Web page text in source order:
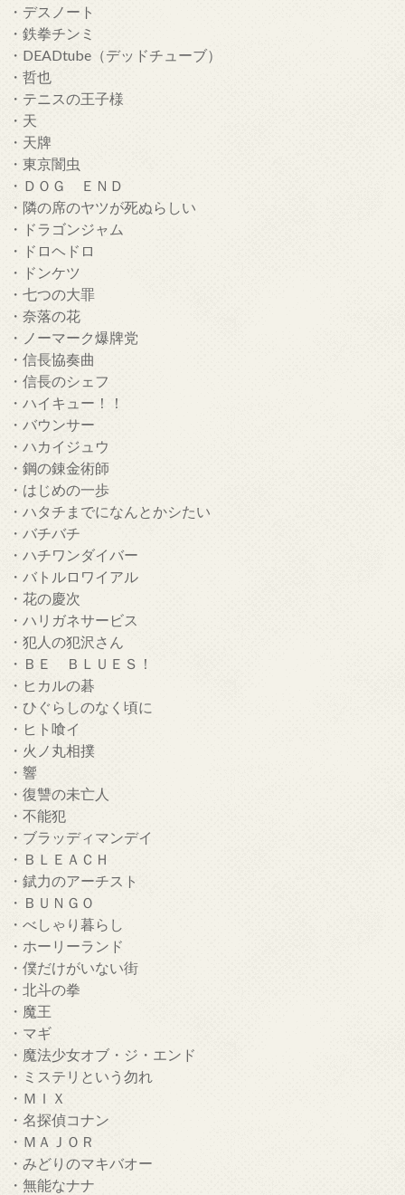
・デスノート
・鉄拳チンミ
・DEADtube（デッドチューブ）
・哲也
・テニスの王子様
・天
・天牌
・東京闇虫
・ＤＯＧ ＥＮＤ
・隣の席のヤツが死ぬらしい
・ドラゴンジャム
・ドロヘドロ
・ドンケツ
・七つの大罪
・奈落の花
・ノーマーク爆牌党
・信長協奏曲
・信長のシェフ
・ハイキュー！！
・バウンサー
・ハカイジュウ
・鋼の錬金術師
・はじめの一歩
・ハタチまでになんとかシたい
・バチバチ
・ハチワンダイバー
・バトルロワイアル
・花の慶次
・ハリガネサービス
・犯人の犯沢さん
・ＢＥ ＢＬＵＥＳ！
・ヒカルの碁
・ひぐらしのなく頃に
・ヒト喰イ
・火ノ丸相撲
・響
・復讐の未亡人
・不能犯
・ブラッディマンデイ
・ＢＬＥＡＣＨ
・錻力のアーチスト
・ＢＵＮＧＯ
・べしゃり暮らし
・ホーリーランド
・僕だけがいない街
・北斗の拳
・魔王
・マギ
・魔法少女オブ・ジ・エンド
・ミステリという勿れ
・ＭＩＸ
・名探偵コナン
・ＭＡＪＯＲ
・みどりのマキバオー
・無能なナナ